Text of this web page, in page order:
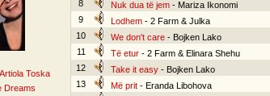
Toska
Dreams
8
Nuk dua të jem- Mariza Ikonomi
9
Lodhem- 2 Farm & Julka
10
We don't care- Bojken Lako
11
Të etur- 2 Farm & Elinara Shehu
12
Take it easy- Bojken Lako
13
Më prit- Eranda Libohova